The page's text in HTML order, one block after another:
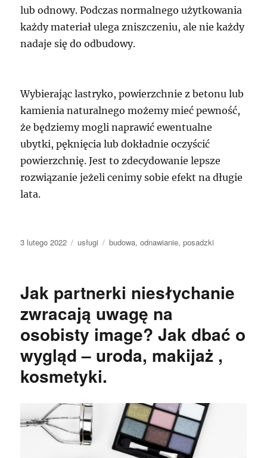
lub odnowy. Podczas normalnego użytkowania
każdy materiał ulega zniszczeniu, ale nie każdy
nadaje się do odbudowy.
Wybierając lastryko, powierzchnie z betonu lub
kamienia naturalnego możemy mieć pewność,
że będziemy mogli naprawić ewentualne
ubytki, pęknięcia lub dokładnie oczyścić
powierzchnię. Jest to zdecydowanie lepsze
rozwiązanie jeżeli cenimy sobie efekt na długie
lata.
Data
3 lutego 2022 Kategorie
usługi Tagi
budowa,odnawianie,posadzki
Jak partnerki niesłychanie
zwracają uwagę na
osobisty image? Jak dbać o
wygląd – uroda, makijaż ,
kosmetyki.